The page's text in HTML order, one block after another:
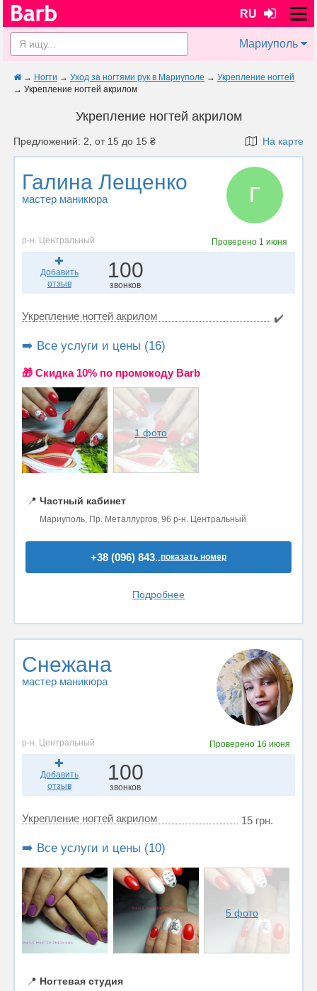
RU
Мариуполь
→ Ногти → Уход за ногтями рук в Мариуполе → Укрепление ногтей
→ Укрепление ногтей акрилом
Укрепление ногтей акрилом
Предложений: 2, от 15 до 15 ₴ На карте
Галина Лещенко
мастер маникюра Г
р-н. Центральный Проверено 1 июня
Добавить
отзыв
100
звонков
Укрепление ногтей акрилом ✔️
➡️ Все услуги и цены (16)
🎁 Cкидка 10% по промокоду Barb
1 фото
📍 Частный кабинет
Мариуполь, Пр. Металлургов, 96 р-н. Центральный
+38 (096) 843..показать номер
Подробнее
Снежана
мастер маникюра
р-н. Центральный Проверено 16 июня
Добавить
отзыв
100
звонков
Укрепление ногтей акрилом 15 грн.
➡️ Все услуги и цены (10)
5 фото
📍 Ногтевая студия